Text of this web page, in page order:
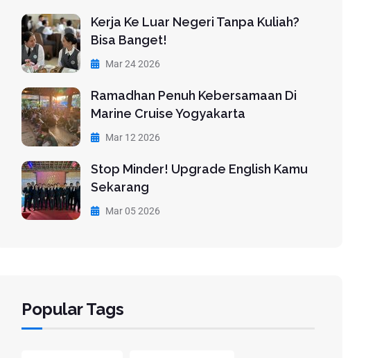
Kerja Ke Luar Negeri Tanpa Kuliah?
Bisa Banget!
Mar 24 2026
Ramadhan Penuh Kebersamaan Di
Marine Cruise Yogyakarta
Mar 12 2026
Stop Minder! Upgrade English Kamu
Sekarang
Mar 05 2026
Popular Tags